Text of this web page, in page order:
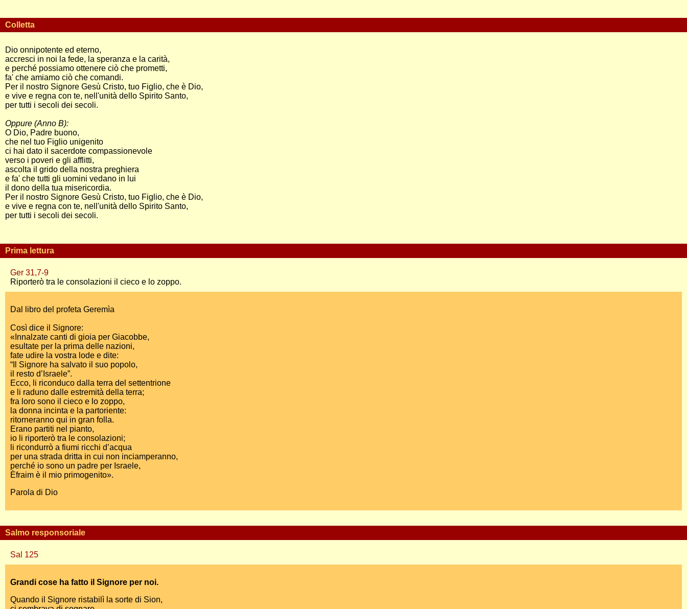
Colletta
Dio onnipotente ed eterno,
accresci in noi la fede, la speranza e la carità,
e perché possiamo ottenere ciò che prometti,
fa' che amiamo ciò che comandi.
Per il nostro Signore Gesù Cristo, tuo Figlio, che è Dio,
e vive e regna con te, nell'unità dello Spirito Santo,
per tutti i secoli dei secoli.
Oppure (Anno B):
O Dio, Padre buono,
che nel tuo Figlio unigenito
ci hai dato il sacerdote compassionevole
verso i poveri e gli afflitti,
ascolta il grido della nostra preghiera
e fa' che tutti gli uomini vedano in lui
il dono della tua misericordia.
Per il nostro Signore Gesù Cristo, tuo Figlio, che è Dio,
e vive e regna con te, nell'unità dello Spirito Santo,
per tutti i secoli dei secoli.
Prima lettura
Ger 31,7-9
Riporterò tra le consolazioni il cieco e lo zoppo.
Dal libro del profeta Geremìa
Così dice il Signore:
«Innalzate canti di gioia per Giacobbe,
esultate per la prima delle nazioni,
fate udire la vostra lode e dite:
“Il Signore ha salvato il suo popolo,
il resto d’Israele”.
Ecco, li riconduco dalla terra del settentrione
e li raduno dalle estremità della terra;
fra loro sono il cieco e lo zoppo,
la donna incinta e la partoriente:
ritorneranno qui in gran folla.
Erano partiti nel pianto,
io li riporterò tra le consolazioni;
li ricondurrò a fiumi ricchi d’acqua
per una strada dritta in cui non inciamperanno,
perché io sono un padre per Israele,
Èfraim è il mio primogenito».
Parola di Dio
Salmo responsoriale
Sal 125
Grandi cose ha fatto il Signore per noi.
Quando il Signore ristabilì la sorte di Sion,